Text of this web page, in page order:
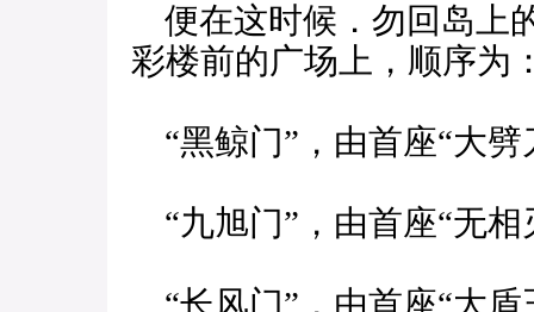
便在这时候．勿回岛上
彩楼前的广场上，顺序为
“黑鲸门”，由首座“大劈
“九旭门”，由首座“无相
“长风门”，由首座“大盾